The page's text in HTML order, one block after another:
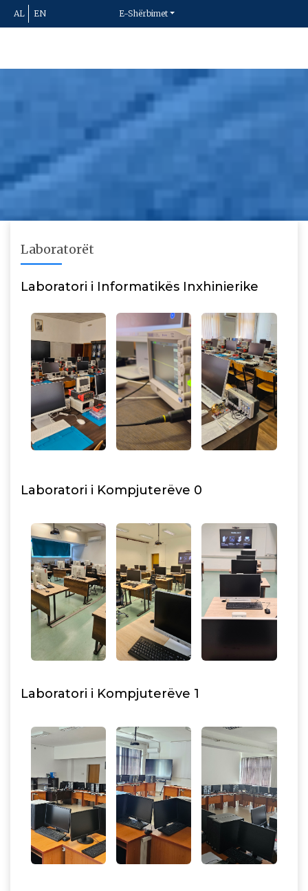
AL EN E-Shërbimet
Laboratorët
Laboratori i Informatikës Inxhinierike
Laboratori i Kompjuterëve 0
Laboratori i Kompjuterëve 1